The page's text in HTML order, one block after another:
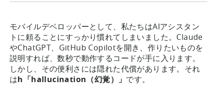
モバイルデベロッパーとして、私たちはAIアシスタン
トに頼ることにすっかり慣れてしまいました。Claude
やChatGPT、GitHub Copilotを開き、作りたいものを
説明すれば、数秒で動作するコードが手に入ります。
しかし、その便利さには隠れた代償があります。それ
はh「hallucination（幻覚）」 です。